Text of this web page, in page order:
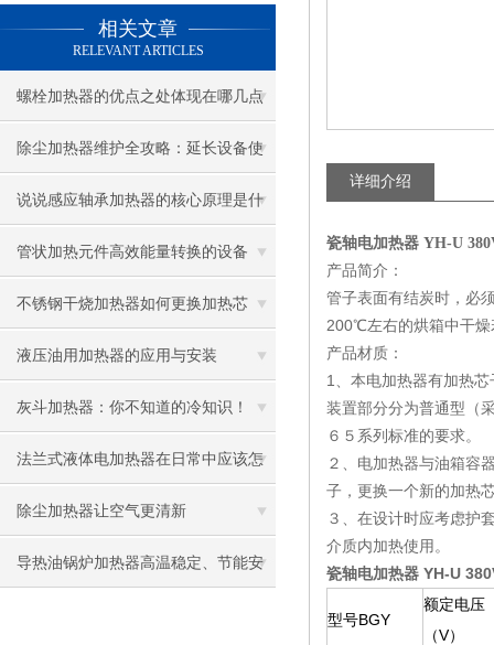
相关文章
RELEVANT ARTICLES
螺栓加热器的优点之处体现在哪几点
除尘加热器维护全攻略：延长设备使
用寿命
说说感应轴承加热器的核心原理是什
么呢
管状加热元件高效能量转换的设备
不锈钢干烧加热器如何更换加热芯
液压油用加热器的应用与安装
灰斗加热器：你不知道的冷知识！
法兰式液体电加热器在日常中应该怎
样维护保养呢
除尘加热器让空气更清新
导热油锅炉加热器高温稳定、节能安
详细介绍
瓷轴电加热器 YH-U
产品简介：
管子表面有结炭时，必
200℃左右的烘箱中干燥
产品材质：
1、本电加热器有加热
装置部分分为普通型（
６５系列标准的要求。
２、电加热器与油箱容
子，更换一个新的加热
３、在设计时应考虑护
介质内加热使用。
瓷轴电加热器 YH-U
型号BGY
额定电压
（V）